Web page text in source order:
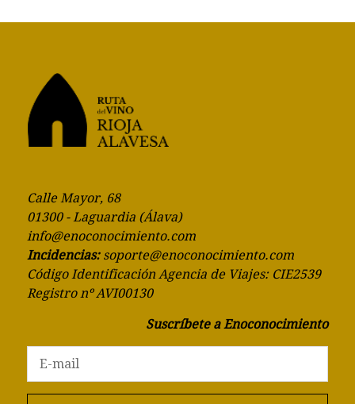
Calle Mayor, 68
01300 - Laguardia (Álava)
info@enoconocimiento.com
Incidencias: soporte@enoconocimiento.com
Código Identificación Agencia de Viajes: CIE2539
Registro nº AVI00130
Suscríbete a Enoconocimiento